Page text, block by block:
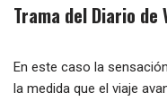
Trama del Diario de
En este caso la
la medida que el viaje